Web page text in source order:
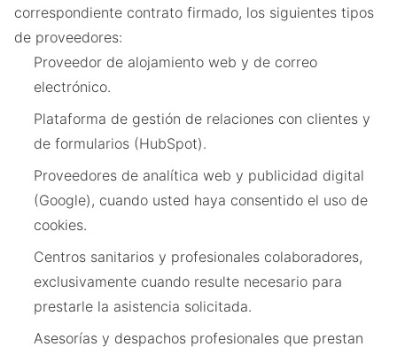
correspondiente contrato firmado, los siguientes tipos
de proveedores:
Proveedor de alojamiento web y de correo
electrónico.
Plataforma de gestión de relaciones con clientes y
de formularios (HubSpot).
Proveedores de analítica web y publicidad digital
(Google), cuando usted haya consentido el uso de
cookies.
Centros sanitarios y profesionales colaboradores,
exclusivamente cuando resulte necesario para
prestarle la asistencia solicitada.
Asesorías y despachos profesionales que prestan